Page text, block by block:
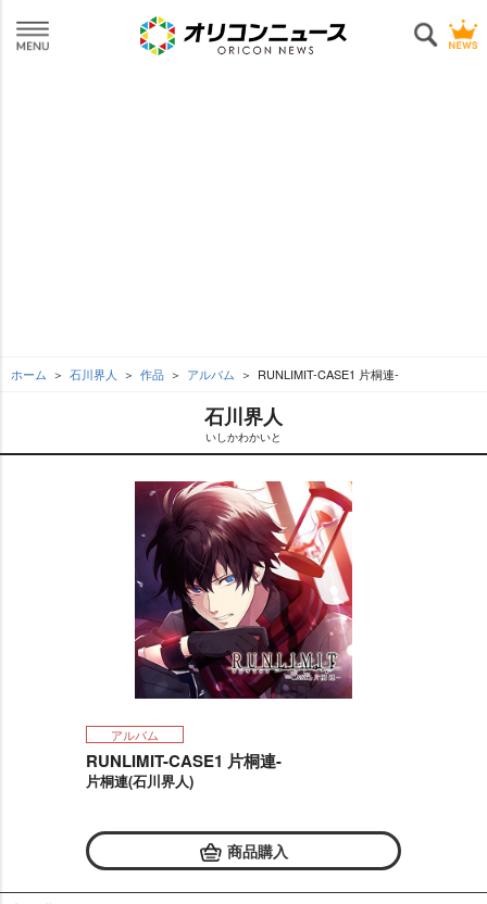
ホーム 石川界人 作品 アルバム RUNLIMIT-CASE1 片桐連-
石川界人
いしかわかいと
アルバム
RUNLIMIT-CASE1 片桐連-
片桐連(石川界人)
商品購入